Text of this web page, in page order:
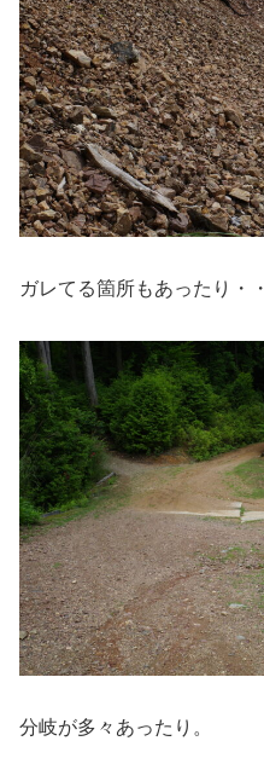
ガレてる箇所もあったり・・
分岐が多々あったり。